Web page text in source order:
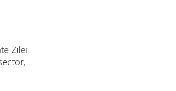
Zilei